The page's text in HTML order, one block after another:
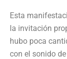
Esta
la invitación
hubo poca
con el sonido